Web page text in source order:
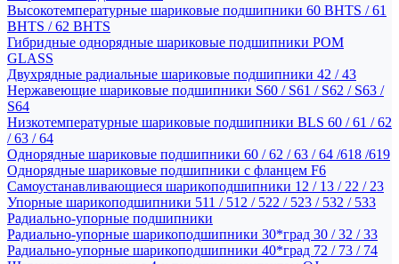
Высокотемпературные шариковые подшипники 60 BHTS / 61
BHTS / 62 BHTS
Гибридные однорядные шариковые подшипники POM
GLASS
Двухрядные радиальные шариковые подшипники 42 / 43
Нержавеющие шариковые подшипники S60 / S61 / S62 / S63 /
S64
Низкотемпературные шариковые подшипники BLS 60 / 61 / 62
/ 63 / 64
Однорядные шариковые подшипники 60 / 62 / 63 / 64 /618 /619
Однорядные шариковые подшипники с фланцем F6
Самоустанавливающиеся шарикоподшипники 12 / 13 / 22 / 23
Упорные шарикоподшипники 511 / 512 / 522 / 523 / 532 / 533
Радиально-упорные подшипники
Радиально-упорные шарикоподшипники 30*град 30 / 32 / 33
Радиально-упорные шарикоподшипники 40*град 72 / 73 / 74